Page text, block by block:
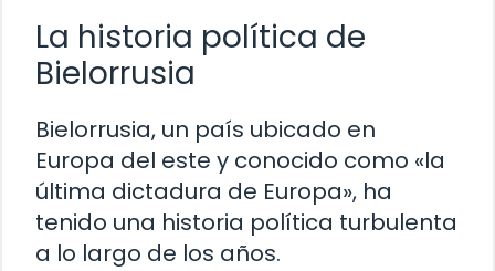
La historia política de
Bielorrusia
Bielorrusia, un país ubicado en
Europa del este y conocido como «la
última dictadura de Europa», ha
tenido una historia política turbulenta
a lo largo de los años.